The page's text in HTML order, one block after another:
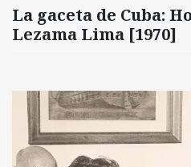
La gaceta de Cuba:
Lezama Lima [1970]